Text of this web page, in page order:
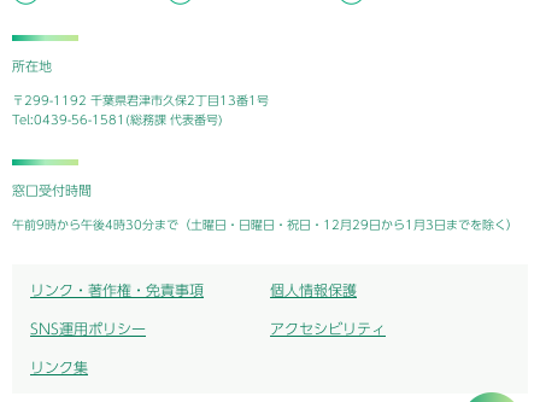
所在地
〒299-1192 千葉県君津市久保2丁目13番1号
Tel:0439-56-1581(総務課 代表番号)
窓口受付時間
午前9時から午後4時30分まで（土曜日・日曜日・祝日・12月29日から1月3日までを除く）
リンク・著作権・免責事項 個人情報保護
SNS運用ポリシー アクセシビリティ
リンク集